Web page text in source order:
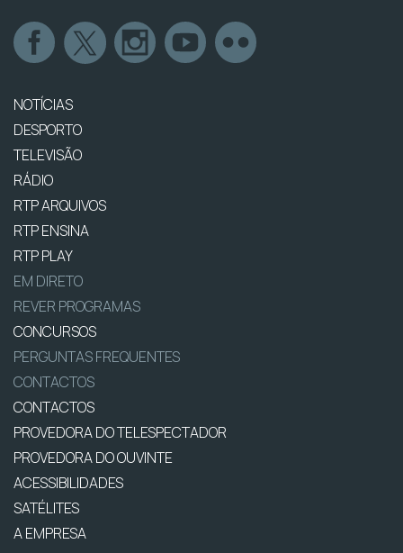
NOTÍCIAS
DESPORTO
TELEVISÃO
RÁDIO
RTP ARQUIVOS
RTP ENSINA
RTP PLAY
EM DIRETO
REVER PROGRAMAS
CONCURSOS
PERGUNTAS FREQUENTES
CONTACTOS
CONTACTOS
PROVEDORA DO TELESPECTADOR
PROVEDORA DO OUVINTE
ACESSIBILIDADES
SATÉLITES
A EMPRESA